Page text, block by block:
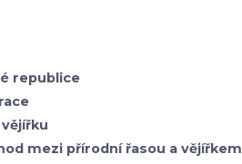
republice
mezi přírodní řasou a vějířkem